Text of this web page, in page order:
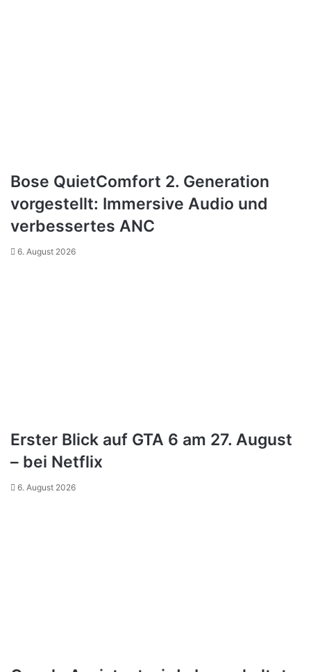
Bose QuietComfort 2. Generation
vorgestellt: Immersive Audio und
verbessertes ANC
6. August 2026
Erster Blick auf GTA 6 am 27. August
– bei Netflix
6. August 2026